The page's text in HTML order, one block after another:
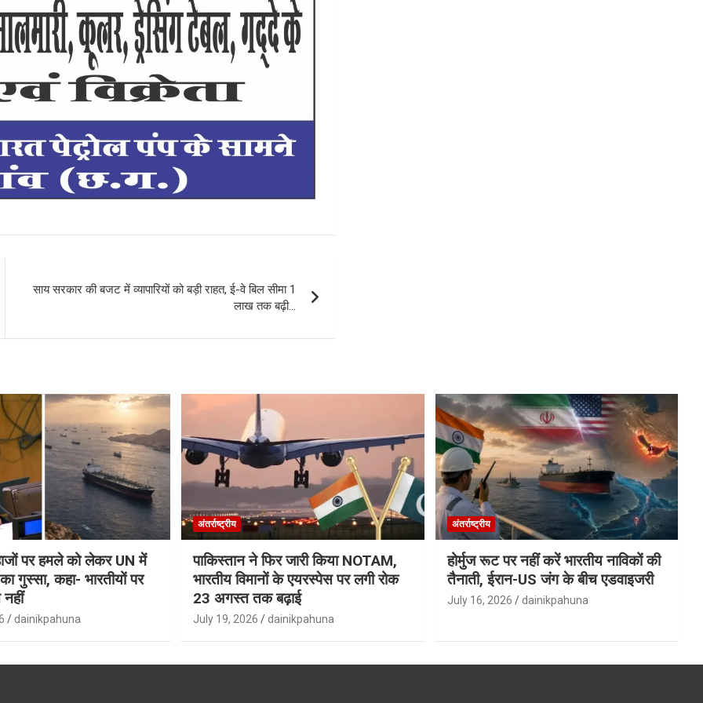
साय सरकार की बजट में व्यापारियों को बड़ी राहत, ई-वे बिल सीमा 1
लाख तक बढ़ी…
पर हमले को लेकर UN में
गुस्सा, कहा- भारतीयों पर
नहीं
dainikpahuna
अंतर्राष्ट्रीय
पाकिस्तान ने फिर जारी किया NOTAM,
भारतीय विमानों के एयरस्पेस पर लगी रोक
23 अगस्त तक बढ़ाई
July 19, 2026 dainikpahuna
अंतर्राष्ट्रीय
होर्मुज रूट पर नहीं करें भारतीय नाविकों की
तैनाती, ईरान-US जंग के बीच एडवाइजरी
July 16, 2026 dainikpahuna